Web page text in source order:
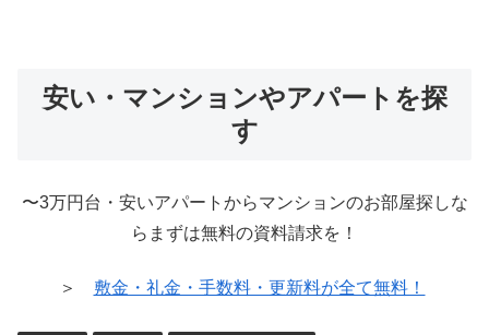
安い・マンションやアパートを探
す
〜3万円台・安いアパートからマンションのお部屋探しな
らまずは無料の資料請求を！
＞ 敷金・礼金・手数料・更新料が全て無料！